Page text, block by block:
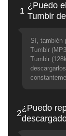
1
¿Puedo
Tumblr
Sí, también
Tumblr
Tumblr
2
¿Puedo